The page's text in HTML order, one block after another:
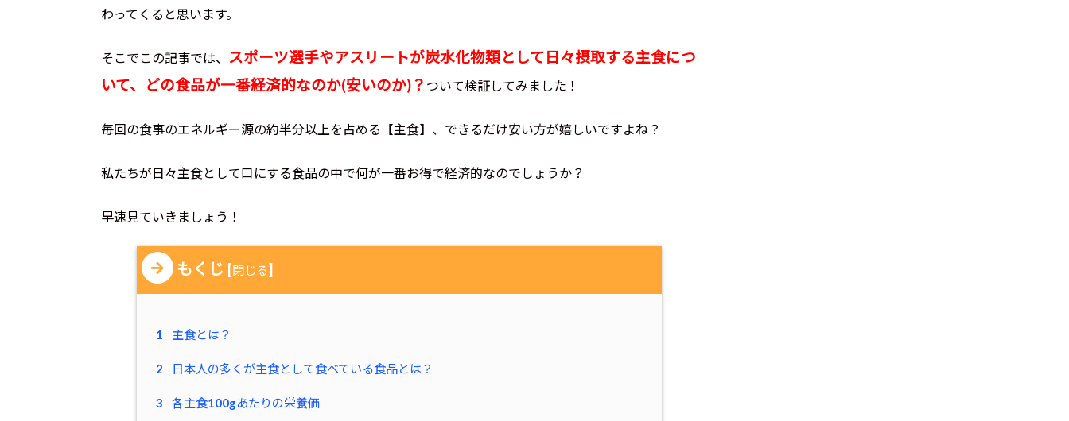
わってくると思います。
そこでこの記事では、 スポーツ選手やアスリートが炭水化物類として日々摂取する主食につ
いて、どの食品が一番経済的なのか(安いのか)？ ついて検証してみました！
毎回の食事のエネルギー源の約半分以上を占める【主食】、できるだけ安い方が嬉しいですよね？
私たちが日々主食として口にする食品の中で何が一番お得で経済的なのでしょうか？
早速見ていきましょう！
もくじ [閉じる]
1 主食とは？
2 日本人の多くが主食として食べている食品とは？
3 各主食100gあたりの栄養価